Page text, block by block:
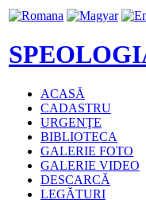
ACASĂ
CADASTRU
URGENŢE
BIBLIOTECA
GALERIE FOTO
GALERIE VIDEO
DESCARCĂ
LEGĂTURI